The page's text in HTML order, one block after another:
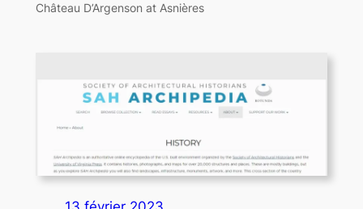
Château D’Argenson at Asnières